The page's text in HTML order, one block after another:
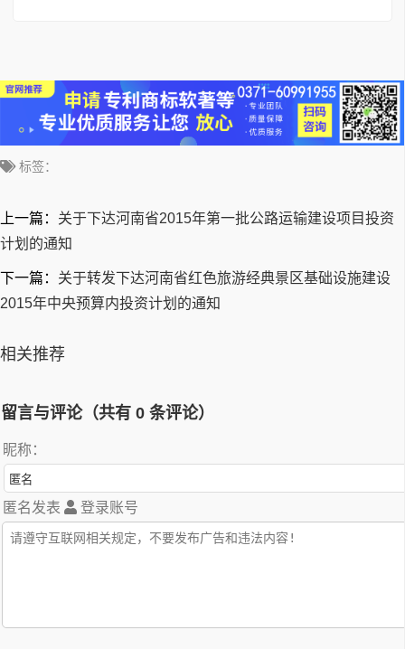
标签：
上一篇： 关于下达河南省2015年第一批公路运输建设项目投资
计划的通知
下一篇： 关于转发下达河南省红色旅游经典景区基础设施建设
2015年中央预算内投资计划的通知
相关推荐
留言与评论（共有 0 条评论）
昵称：
匿名发表 登录账号